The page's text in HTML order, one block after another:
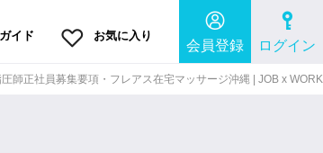
イド お気に入り
会員登録 ログイン
師正社員募集要項・フレアス在宅マッサージ沖縄 | JOB x WORK